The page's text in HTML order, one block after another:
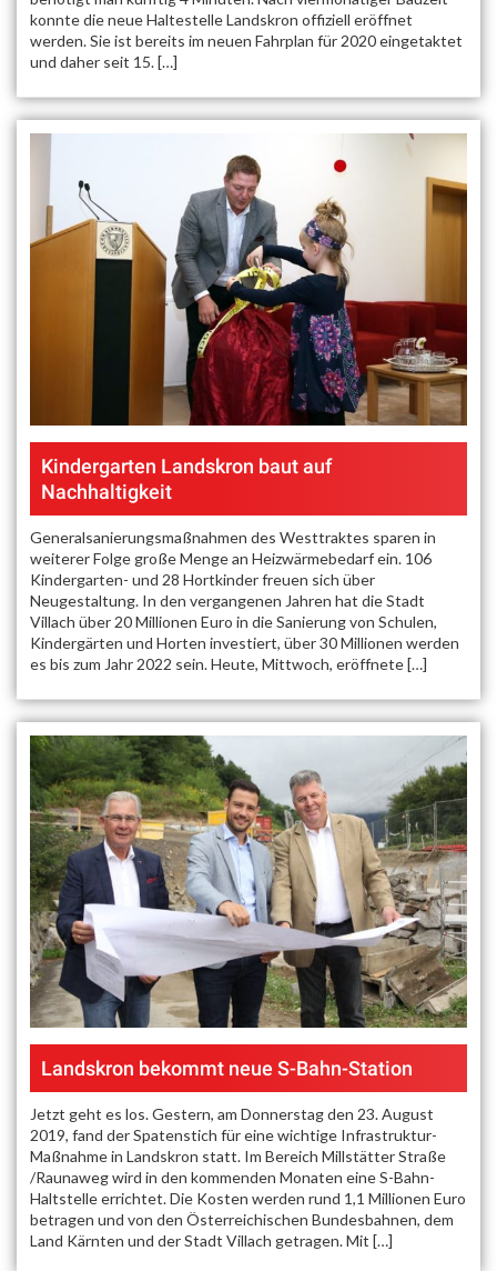
konnte die neue Haltestelle Landskron offiziell eröffnet
werden. Sie ist bereits im neuen Fahrplan für 2020 eingetaktet
und daher seit 15. […]
Kindergarten Landskron baut auf
Nachhaltigkeit
Generalsanierungsmaßnahmen des Westtraktes sparen in
weiterer Folge große Menge an Heizwärmebedarf ein. 106
Kindergarten- und 28 Hortkinder freuen sich über
Neugestaltung. In den vergangenen Jahren hat die Stadt
Villach über 20 Millionen Euro in die Sanierung von Schulen,
Kindergärten und Horten investiert, über 30 Millionen werden
es bis zum Jahr 2022 sein. Heute, Mittwoch, eröffnete […]
Landskron bekommt neue S-Bahn-Station
Jetzt geht es los. Gestern, am Donnerstag den 23. August
2019, fand der Spatenstich für eine wichtige Infrastruktur-
Maßnahme in Landskron statt. Im Bereich Millstätter Straße
/Raunaweg wird in den kommenden Monaten eine S-Bahn-
Haltstelle errichtet. Die Kosten werden rund 1,1 Millionen Euro
betragen und von den Österreichischen Bundesbahnen, dem
Land Kärnten und der Stadt Villach getragen. Mit […]